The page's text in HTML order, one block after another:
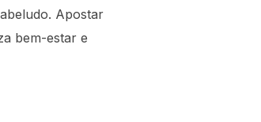
Apostar
bem-estar e